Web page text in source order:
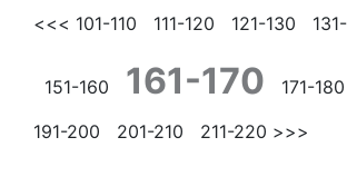
<<< 101-110 111-120 121-130
151-160 161-170 171-180
191-200
201-210 211-220 >>>